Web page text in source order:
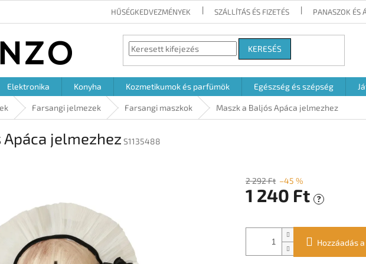
HŰSÉGKEDVEZMÉNYEK SZÁLLÍTÁS ÉS FIZETÉS PANASZOK ÉS
KERESÉS
Elektronika Konyha Kozmetikumok és parfümök Egészség és szépség
Farsangi jelmezek Farsangi maszkok Maszk a Baljós Apáca jelmezhez
jelmezhez S1135488
2 292 Ft –45 %
1 240 Ft ?
Hozzáadás